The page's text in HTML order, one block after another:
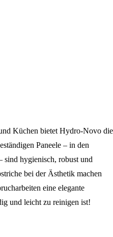
Küchen bietet Hydro-Novo die
Paneele – in den
sind hygienisch, robust und
bei der Ästhetik machen
eine elegante
und leicht zu reinigen ist!